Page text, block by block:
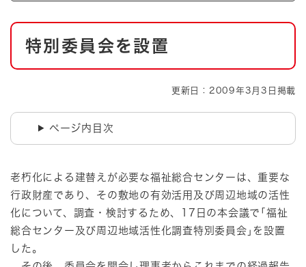
とじる
本
特別委員会を設置
更新日：2009年3月3日掲載
ページ内目次
老朽化による建替えが必要な福祉総合センターは、重要な
行政財産であり、その敷地の有効活用及び周辺地域の活性
化について、調査・検討するため、17日の本会議で｢福祉
総合センター及び周辺地域活性化調査特別委員会｣を設置
した。